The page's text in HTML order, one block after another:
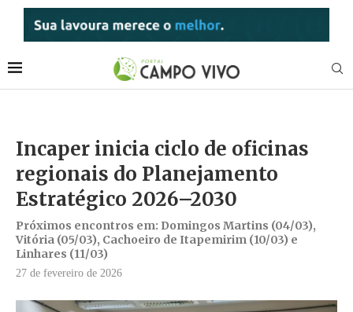
Incaper inicia ciclo de oficinas
regionais do Planejamento
Estratégico 2026–2030
Próximos encontros em: Domingos Martins (04/03),
Vitória (05/03), Cachoeiro de Itapemirim (10/03) e
Linhares (11/03)
27 de fevereiro de 2026